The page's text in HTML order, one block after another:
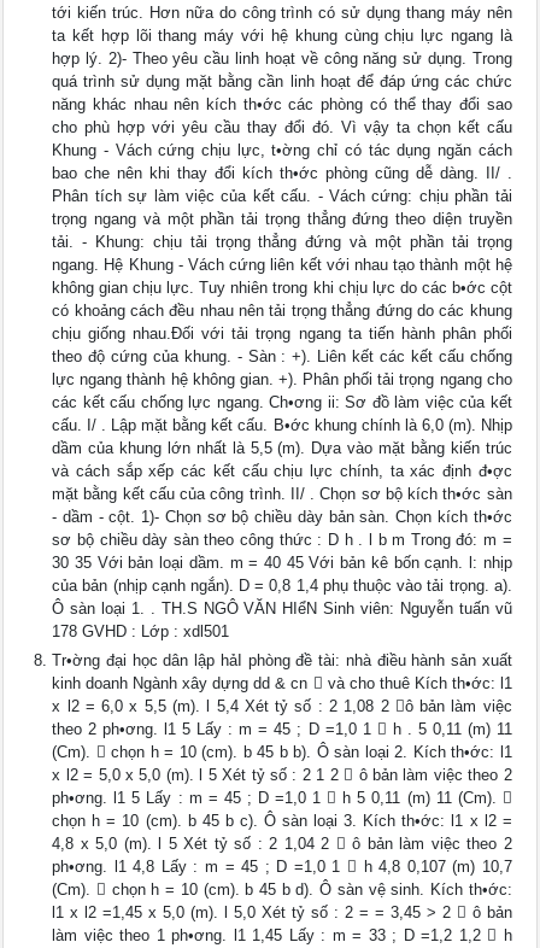
tới kiến trúc. Hơn nữa do công trình có sử dụng thang máy nên
ta kết hợp lõi thang máy với hệ khung cùng chịu lực ngang là
hợp lý. 2)- Theo yêu cầu linh hoạt về công năng sử dụng. Trong
quá trình sử dụng mặt bằng cần linh hoạt để đáp ứng các chức
năng khác nhau nên kích th•ớc các phòng có thể thay đổi sao
cho phù hợp với yêu cầu thay đổi đó. Vì vậy ta chọn kết cấu
Khung - Vách cứng chịu lực, t•ờng chỉ có tác dụng ngăn cách
bao che nên khi thay đổi kích th•ớc phòng cũng dễ dàng. II/ .
Phân tích sự làm việc của kết cấu. - Vách cứng: chịu phần tải
trọng ngang và một phần tải trọng thẳng đứng theo diện truyền
tải. - Khung: chịu tải trọng thẳng đứng và một phần tải trọng
ngang. Hệ Khung - Vách cứng liên kết với nhau tạo thành một hệ
không gian chịu lực. Tuy nhiên trong khi chịu lực do các b•ớc cột
có khoảng cách đều nhau nên tải trọng thẳng đứng do các khung
chịu giống nhau.Đối với tải trọng ngang ta tiến hành phân phối
theo độ cứng của khung. - Sàn : +). Liên kết các kết cấu chống
lực ngang thành hệ không gian. +). Phân phối tải trọng ngang cho
các kết cấu chống lực ngang. Ch•ơng ii: Sơ đồ làm việc của kết
cấu. I/ . Lập mặt bằng kết cấu. B•ớc khung chính là 6,0 (m). Nhịp
dầm của khung lớn nhất là 5,5 (m). Dựa vào mặt bằng kiến trúc
và cách sắp xếp các kết cấu chịu lực chính, ta xác định đ•ợc
mặt bằng kết cấu của công trình. II/ . Chọn sơ bộ kích th•ớc sàn
- dầm - cột. 1)- Chọn sơ bộ chiều dày bản sàn. Chọn kích th•ớc
sơ bộ chiều dày sàn theo công thức : D h . l b m Trong đó: m =
30 35 Với bản loại dầm. m = 40 45 Với bản kê bốn cạnh. l: nhịp
của bản (nhịp cạnh ngắn). D = 0,8 1,4 phụ thuộc vào tải trọng. a).
Ô sàn loại 1. . TH.S NGÔ VĂN HIểN Sinh viên: Nguyễn tuấn vũ
178 GVHD : Lớp : xdl501
Tr•ờng đại học dân lập hảI phòng đề tài: nhà điều hành sản xuất
kinh doanh Ngành xây dựng dd & cn  và cho thuê Kích th•ớc: l1
x l2 = 6,0 x 5,5 (m). l 5,4 Xét tỷ số : 2 1,08 2 ô bản làm việc
theo 2 ph•ơng. l1 5 Lấy : m = 45 ; D =1,0 1  h . 5 0,11 (m) 11
(Cm).  chọn h = 10 (cm). b 45 b b). Ô sàn loại 2. Kích th•ớc: l1
x l2 = 5,0 x 5,0 (m). l 5 Xét tỷ số : 2 1 2  ô bản làm việc theo 2
ph•ơng. l1 5 Lấy : m = 45 ; D =1,0 1  h 5 0,11 (m) 11 (Cm). 
chọn h = 10 (cm). b 45 b c). Ô sàn loại 3. Kích th•ớc: l1 x l2 =
4,8 x 5,0 (m). l 5 Xét tỷ số : 2 1,04 2  ô bản làm việc theo 2
ph•ơng. l1 4,8 Lấy : m = 45 ; D =1,0 1  h 4,8 0,107 (m) 10,7
(Cm).  chọn h = 10 (cm). b 45 b d). Ô sàn vệ sinh. Kích th•ớc:
l1 x l2 =1,45 x 5,0 (m). l 5,0 Xét tỷ số : 2 = = 3,45 > 2  ô bản
làm việc theo 1 ph•ơng. l1 1,45 Lấy : m = 33 ; D =1,2 1,2  h